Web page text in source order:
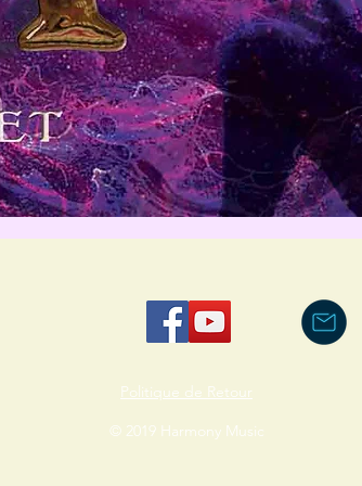
Schnellansicht
Politique de Retour
© 2019 Harmony Music